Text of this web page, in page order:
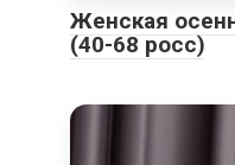
Женская
(40-68 росс)